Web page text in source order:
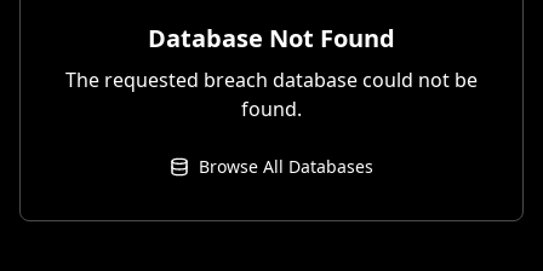
Database Not Found
The requested breach database could not be
found.
Browse All Databases